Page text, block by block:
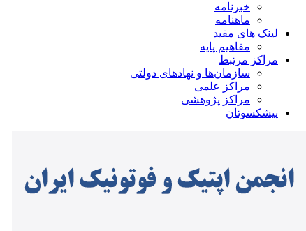
خبرنامه
ماهنامه
لینک های مفید
مفاهیم پایه
مراکز مرتبط
سازمان‌ها و نهادهای دولتی
مراکز علمی
مراکز پژوهشی
پیشکسوتان